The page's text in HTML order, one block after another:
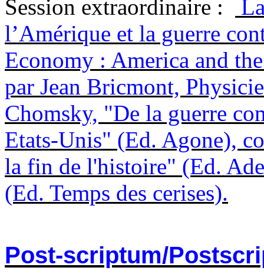
Session extraordinaire :
l’Amérique et la guerre
Economy : America and
par Jean Bricmont,
Chomsky, "De la guerre
Etats-Unis" (Ed. Agone),
la fin de l'histoire" (Ed.
(Ed. Temps des cerises).
Post-scriptum/